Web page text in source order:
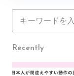
Recently